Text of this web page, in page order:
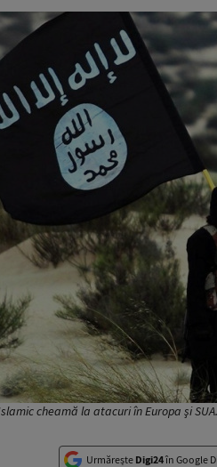
cheamă la atacuri în Europa şi
Urmărește Digi24în Google